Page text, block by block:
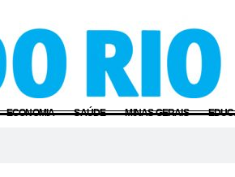
ECONOMIA SAÚDE MINAS GERAIS